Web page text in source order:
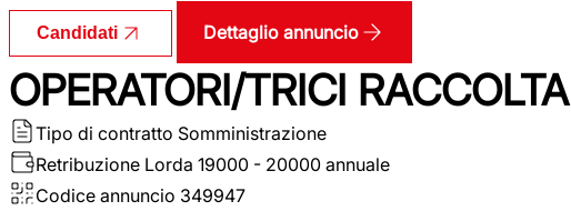
Candidati Dettaglio annuncio
OPERATORI/TRICI
Tipo di contratto Somministrazione
Retribuzione Lorda 19000 - 20000 annuale
Codice annuncio 349947